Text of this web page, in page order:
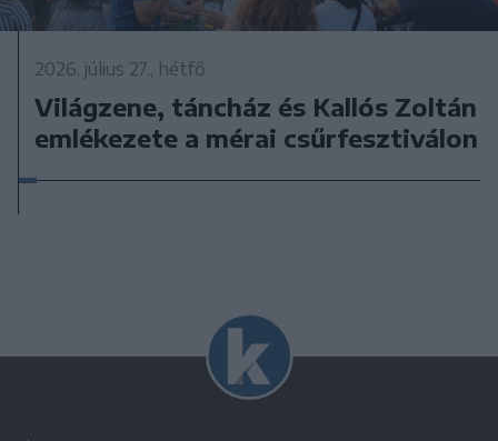
2026. július 27., hétfő
Világzene, táncház és Kallós Zoltán
emlékezete a mérai csűrfesztiválon